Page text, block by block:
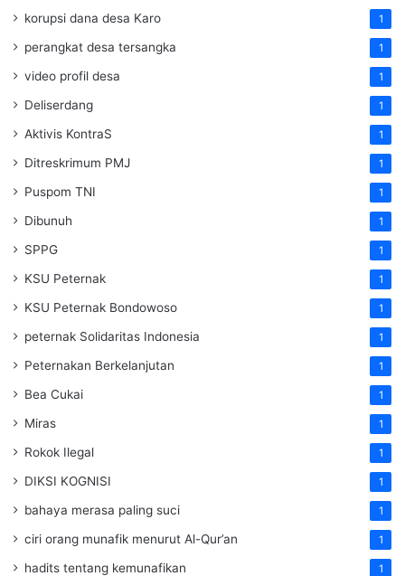
korupsi dana desa Karo 1
perangkat desa tersangka 1
video profil desa 1
Deliserdang 1
Aktivis KontraS 1
Ditreskrimum PMJ 1
Puspom TNI 1
Dibunuh 1
SPPG 1
KSU Peternak 1
KSU Peternak Bondowoso 1
peternak Solidaritas Indonesia 1
Peternakan Berkelanjutan 1
Bea Cukai 1
Miras 1
Rokok Ilegal 1
DIKSI KOGNISI 1
bahaya merasa paling suci 1
ciri orang munafik menurut Al-Qur’an 1
hadits tentang kemunafikan 1